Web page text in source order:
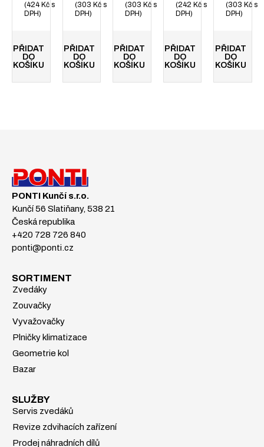
424 Kč s
DPH
PŘIDAT
DO
KOŠÍKU
303 Kčs
DPH
PŘIDAT
DO
KOŠÍKU
303 Kč s
DPH
PŘIDAT
DO
KOŠÍKU
242 Kčs
DPH
PŘIDAT
DO
KOŠÍKU
303 Kč s
DPH
PŘIDAT
DO
KOŠÍKU
PONTI Kunčí s.r.o.
Kunčí 56 Slatiňany, 538 21
Česká republika
+420 728 726 840
ponti@ponti.cz
SORTIMENT
Zvedáky
Zouvačky
Vyvažovačky
Plničky klimatizace
Geometrie kol
Bazar
SLUŽBY
Servis zvedáků
Revize zdvihacích zařízení
Prodej náhradních dílů